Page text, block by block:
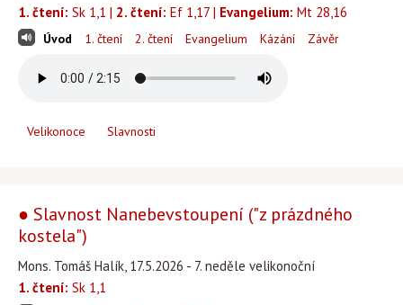
1. čtení: Sk 1,1 | 2. čtení: Ef 1,17 | Evangelium: Mt 28,16
Úvod 1. čtení 2. čtení Evangelium Kázání Závěr
Velikonoce Slavnosti
● Slavnost Nanebevstoupení ("z prázdného
kostela")
Mons. Tomáš Halík, 17.5.2026 - 7. neděle velikonoční
1. čtení: Sk 1,1